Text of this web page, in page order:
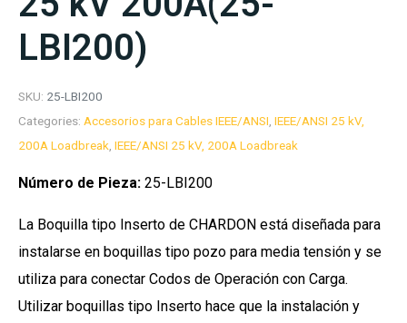
LBI200)
SKU: 25-LBI200
Categories: Accesorios para Cables IEEE/ANSI IEEE/ANSI 25 kV,
200A Loadbreak IEEE/ANSI 25 kV, 200A Loadbreak
Número de Pieza: 25-LBI200
La Boquilla tipo Inserto de CHARDON está diseñada para
instalarse en boquillas tipo pozo para media tensión y se
utiliza para conectar Codos de Operación con Carga.
Utilizar boquillas tipo Inserto hace que la instalación y